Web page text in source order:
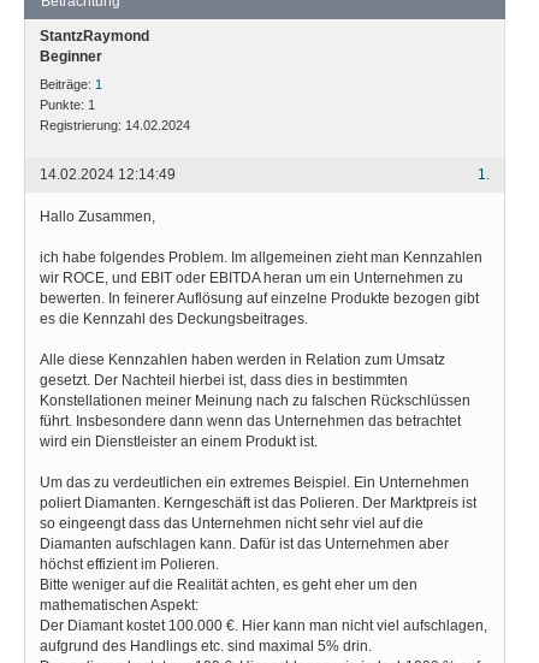
StantzRaymond
Beginner
Beiträge: 1
Punkte: 1
Registrierung: 14.02.2024
1.
14.02.2024 12:14:49
Hallo Zusammen,
ich habe folgendes Problem. Im allgemeinen zieht man Kennzahlen
wir ROCE, und EBIT oder EBITDA heran um ein Unternehmen zu
bewerten. In feinerer Auflösung auf einzelne Produkte bezogen gibt
es die Kennzahl des Deckungsbeitrages.
Alle diese Kennzahlen haben werden in Relation zum Umsatz
gesetzt. Der Nachteil hierbei ist, dass dies in bestimmten
Konstellationen meiner Meinung nach zu falschen Rückschlüssen
führt. Insbesondere dann wenn das Unternehmen das betrachtet
wird ein Dienstleister an einem Produkt ist.
Um das zu verdeutlichen ein extremes Beispiel. Ein Unternehmen
poliert Diamanten. Kerngeschäft ist das Polieren. Der Marktpreis ist
so eingeengt dass das Unternehmen nicht sehr viel auf die
Diamanten aufschlagen kann. Dafür ist das Unternehmen aber
höchst effizient im Polieren.
Bitte weniger auf die Realität achten, es geht eher um den
mathematischen Aspekt:
Der Diamant kostet 100.000 €. Hier kann man nicht viel aufschlagen,
aufgrund des Handlings etc. sind maximal 5% drin.